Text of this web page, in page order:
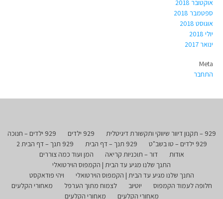
אוקטובר 2018
ספטמבר 2018
אוגוסט 2018
יולי 2018
ינואר 2017
Meta
התחבר
929 – תקנון דיוור שיווקי ותקשורת דיגיטלית 929 ילדים
929 ילדים – חנוכה
929 ילדים – טו בשב"ט
929 תנך – דף הבית
929 תנך – דף הבית 2
אודות
דור – תוכניות קריאה
המן ועוד כמה צוררים
התנך שלנו מגיע עד הבית | הקמפוס הוירטואלי
התנך שלנו מגיע עד הבית | הקמפוס הוירטואלי
ויהי פודאקסט
חלופה לעמוד הקמפוס
יוטיוב לצמוח מתוך הערפל
מאחורי הקלעים
מאחורי הקלעים
מאחורי הקלעים